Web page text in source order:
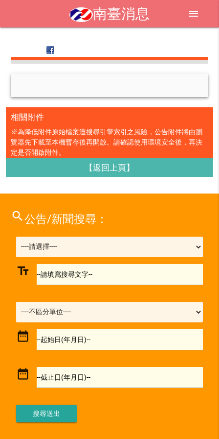
南臺消息 menu
相關附件
※為降低附件原始檔案遭搜尋引擎索引之風險，公告附件將由瀏
覽器先下載至本機暫存後再開啟。請確認使用環境安全後，再決
定是否開啟附件。
【返回上頁】
search公告/新聞搜尋：
text_fields --請填寫搜尋文字--
date_range --起始日(年月日)--
date_range --截止日(年月日)--